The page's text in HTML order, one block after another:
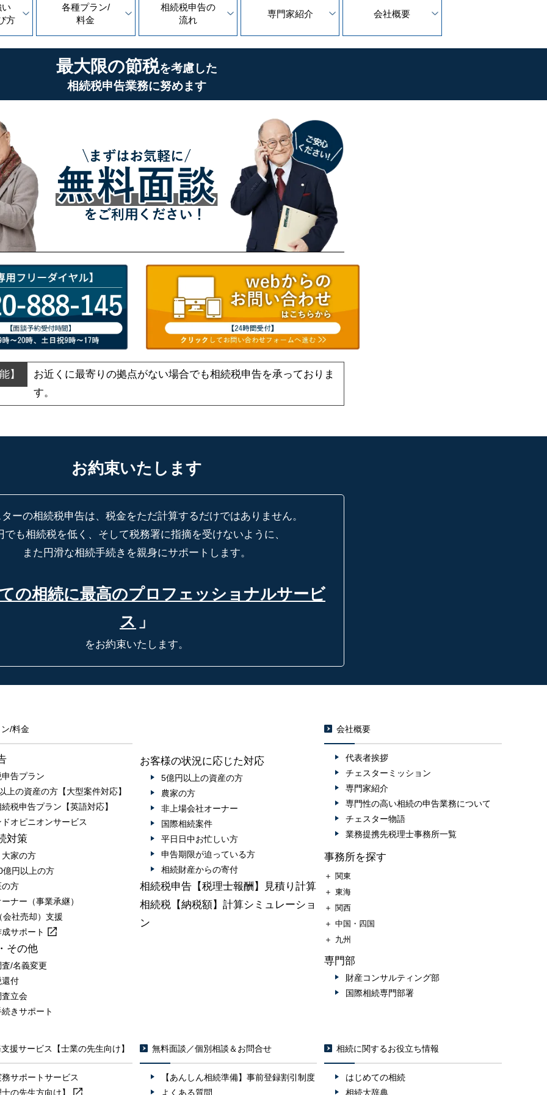
方
各種プラン/
料金
相続税申告の
流れ
専門家紹介 会社概要
最大限の節税を考慮した
相続税申告業務に努めます
お近くに最寄りの拠点がない場合でも相続税申告を承っておりま
す。
お約束いたします
ーの相続税申告は、税金をただ計算するだけではありません。
でも相続税を低く、そして税務署に指摘を受けないように、
また円滑な相続手続きを親身にサポートします。
の相続に最高のプロフェッショナルサービ
ス 」
をお約束いたします。
/料金
告プラン
上の資産の方【大型案件対応】
税申告プラン【英語対応】
オピニオンサービス
対策
家の方
億円以上の方
の方
ナー（事業承継）
会社売却）支援
成サポート
その他
/名義変更
還付
立会
きサポート
お客様の状況に応じた対応
5億円以上の資産の方
農家の方
非上場会社オーナー
国際相続案件
平日日中お忙しい方
申告期限が迫っている方
相続財産からの寄付
相続税申告【税理士報酬】見積り計算
相続税【納税額】計算シミュレーショ
ン
会社概要
代表者挨拶
チェスターミッション
専門家紹介
専門性の高い相続の申告業務について
チェスター物語
業務提携先税理士事務所一覧
事務所を探す
＋ 関東
＋ 東海
＋ 関西
＋ 中国・四国
＋ 九州
専門部
財産コンサルティング部
国際相続専門部署
援サービス【士業の先生向け】
サポートサービス
の先生方向け】
無料面談／個別相談＆お問合せ
【あんしん相続準備】事前登録割引制度
よくある質問
相続に関するお役立ち情報
はじめての相続
相続大辞典